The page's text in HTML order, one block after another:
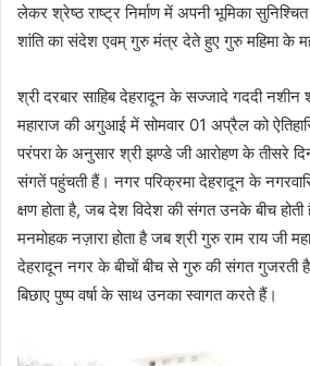
लेकर श्रेष्ठ राष्ट्र निर्माण में अपनी भूमिका
शांति का संदेश एवम् गुरु मंत्र देते हुए गुरु महिमा के
श्री दरबार साहिब देहरादून के सज्जादे गददी नशीन
महाराज की अगुआई में सोमवार 01 अप्रैल को
परंपरा के अनुसार श्री झण्डे जी आरोहण के तीसरे
संगतें पहुंचती हैं। नगर परिक्रमा देहरादून के
क्षण होता है, जब देश विदेश की संगत उनके बीच
मनमोहक नज़ारा होता है जब श्री गुरु राम राय जी
देहरादून नगर के बीचों बीच से गुरु की संगत गुजरती
बिछाए पुष्प वर्षा के साथ उनका स्वागत करते हैं।